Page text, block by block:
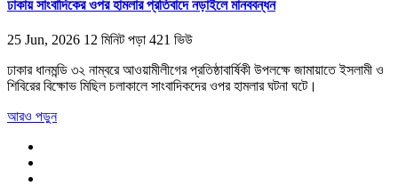
ঢাকায় সাংবাদিকের ওপর হামলার প্রতিবাদে নড়াইলে মানববন্ধন
25 Jun, 2026 12 মিনিট পড়া 421 ভিউ
ঢাকার ধানমন্ডি ৩২ নাম্বরে আওয়ামীলীগের প্রতিষ্ঠাবার্ষিকী উপলক্ষে জামায়াতে ইসলামী ও
শিবিরের বিক্ষোভ মিছিল চলাকালে সাংবাদিকদের ওপর হামলার ঘটনা ঘটে।
আরও পড়ুন